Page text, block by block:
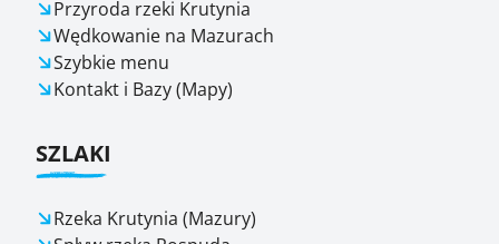
Przyroda rzeki Krutynia
Wędkowanie na Mazurach
Szybkie menu
Kontakt i Bazy (Mapy)
SZLAKI
Rzeka Krutynia (Mazury)